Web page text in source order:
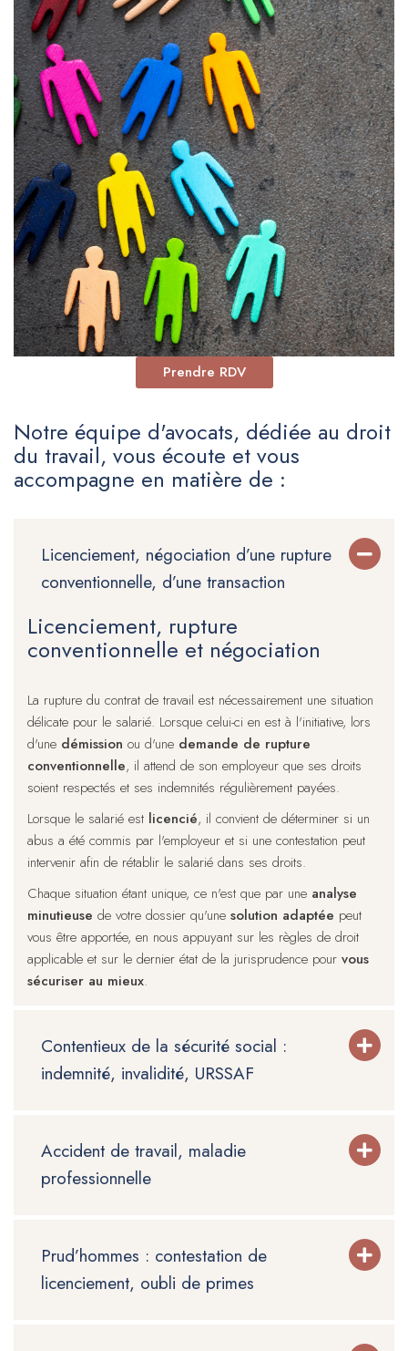
Prendre RDV
Notre équipe d'avocats, dédiée au droit
du travail, vous écoute et vous
accompagne en matière de :
Licenciement, négociation d’une rupture
conventionnelle, d’une transaction
Licenciement, rupture
conventionnelle et négociation
La rupture du contrat de travail est nécessairement une situation
délicate pour le salarié. Lorsque celui-ci en est à l'initiative, lors
d'une démission ou d'une demande de rupture
conventionnelle, il attend de son employeur que ses droits
soient respectés et ses indemnités régulièrement payées.
Lorsque le salarié est licencié, il convient de déterminer si un
abus a été commis par l'employeur et si une contestation peut
intervenir afin de rétablir le salarié dans ses droits.
Chaque situation étant unique, ce n'est que par une analyse
minutieuse de votre dossier qu'une solution adaptée peut
vous être apportée, en nous appuyant sur les règles de droit
applicable et sur le dernier état de la jurisprudence pour vous
sécuriser au mieux.
Contentieux de la sécurité social :
indemnité, invalidité, URSSAF
Accident de travail, maladie
professionnelle
Prud’hommes : contestation de
licenciement, oubli de primes